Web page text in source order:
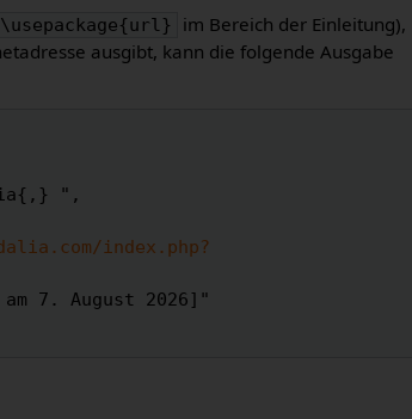
\usepackage{url}
im Bereich der Einleitung),
ausgibt, kann die folgende Ausgabe
index.php?